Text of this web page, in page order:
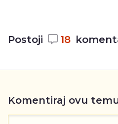
Postoji 18
Komentiraj ovu